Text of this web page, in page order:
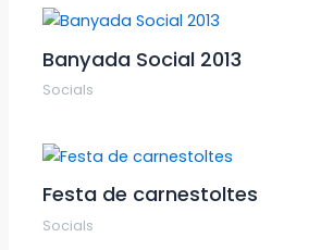
Banyada Social 2013
Socials
Festa de carnestoltes
Socials